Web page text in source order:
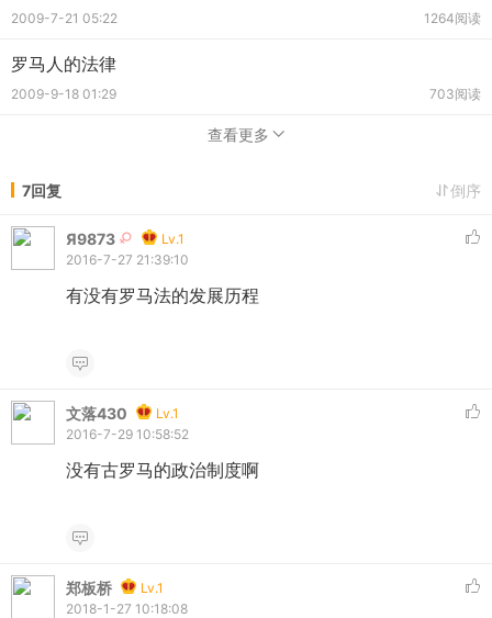
2009-7-21 05:22 1264阅读
罗马人的法律
2009-9-18 01:29 703阅读
查看更多
7回复 倒序
Я9873
Lv.1
2016-7-27 21:39:10
有没有罗马法的发展历程
文落430
Lv.1
2016-7-29 10:58:52
没有古罗马的政治制度啊
郑板桥
Lv.1
2018-1-27 10:18:08